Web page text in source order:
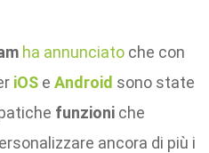
ha annunciato che con
iOS e Android sono state
funzioni che
ancora di più i